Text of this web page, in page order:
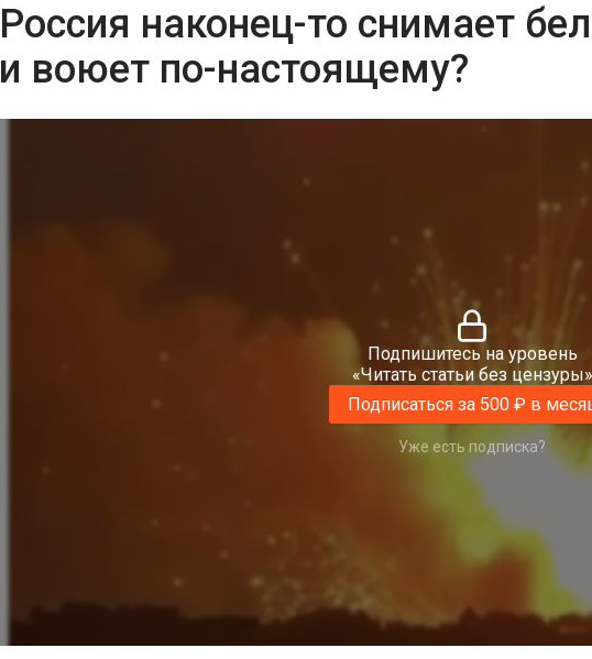
Россия наконец-то снимает
и воюет по-настоящему?
Подпишитесь на уровень
«Читать статьи без цензуры»
Подписаться за 500 ₽ в
Уже есть подписка?